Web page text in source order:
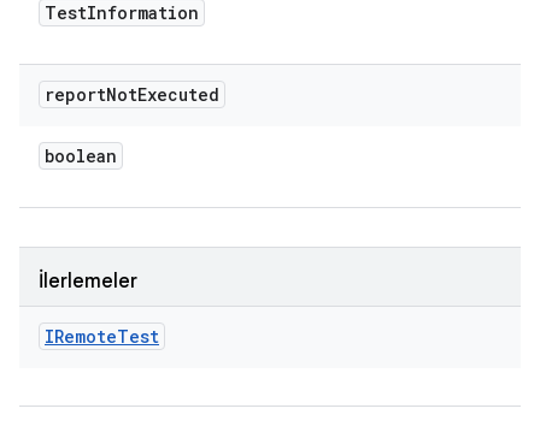
TestInformation
reportNotExecuted
boolean
İlerlemeler
IRemoteTest